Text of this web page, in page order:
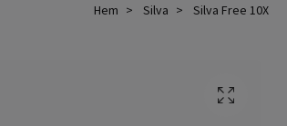
Hem Silva Silva Free 10X